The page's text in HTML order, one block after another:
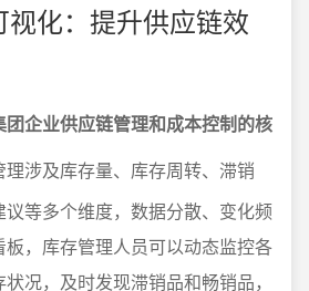
化：提升供应链效
企业供应链管理和成本控制的核
理涉及库存量、库存周转、滞销
等多个维度，数据分散、变化频
，库存管理人员可以动态监控各
况，及时发现滞销品和畅销品，